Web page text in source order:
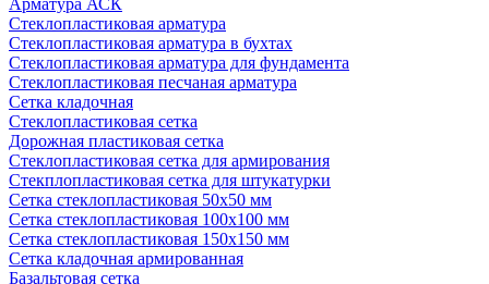
Арматура АСК
Cтеклопластиковая арматура
Стеклопластиковая арматура в бухтах
Стеклопластиковая арматура для фундамента
Стеклопластиковая песчаная арматура
Сетка кладочная
Стеклопластиковая сетка
Дорожная пластиковая сетка
Стеклопластиковая сетка для армирования
Стекплопластиковая сетка для штукатурки
Сетка стеклопластиковая 50x50 мм
Сетка стеклопластиковая 100x100 мм
Сетка стеклопластиковая 150x150 мм
Сетка кладочная армированная
Базальтовая сетка